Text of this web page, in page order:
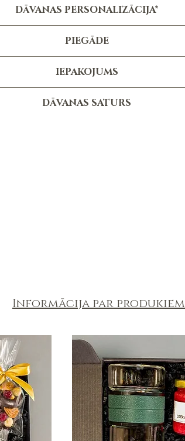
DĀVANAS PERSONALIZĀCIJA*
Personalizēta uzlīme
*personalizācija nav iekļauta cenā
PIEGĀDE
no pasūtījuma apjoma un specifikācijām.
IEPAKOJUMS
210x160x70 mm
DĀVANAS SATURS
Informācija par produkiem